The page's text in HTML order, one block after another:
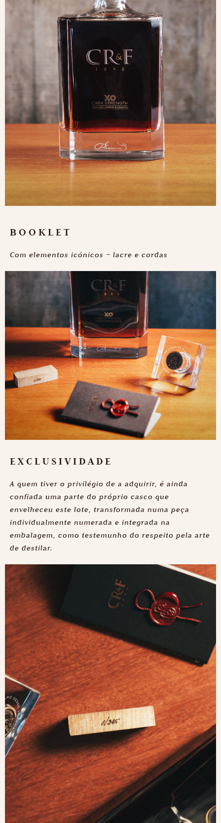
BOOKLET
Com elementos icónicos – lacre e cordas
EXCLUSIVIDADE
A quem tiver o privilégio de a adquirir, é ainda
confiada uma parte do próprio casco que
envelheceu este lote, transformada numa peça
individualmente numerada e integrada na
embalagem, como testemunho do respeito pela arte
de destilar.